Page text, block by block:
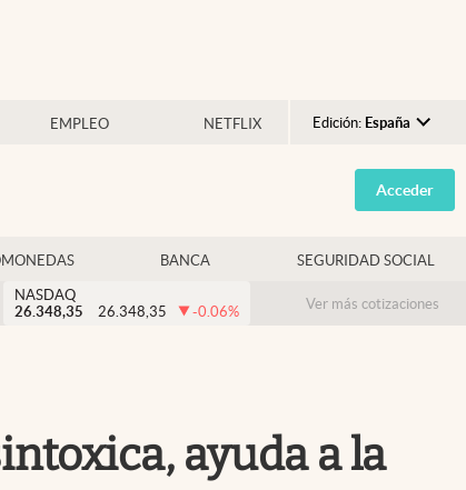
EMPLEO NETFLIX Edición: España
Argentina
España
USA
Colombia
Acceder
BANCA SEGURIDAD SOCIAL
NASDAQ
26.348,35
26.348,35 -0.06% Ver más cotizaciones
ayuda a la